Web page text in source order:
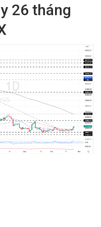
26 tháng